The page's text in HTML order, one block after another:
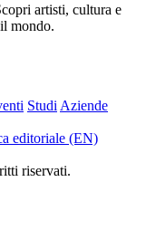
artisti, cultura e
mondo.
Studi Aziende
editoriale (EN)
riservati.